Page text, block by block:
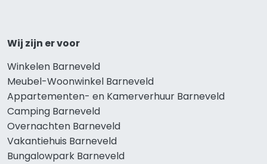
Wij zijn er voor
Winkelen Barneveld
Meubel-Woonwinkel Barneveld
Appartementen- en Kamerverhuur Barneveld
Camping Barneveld
Overnachten Barneveld
Vakantiehuis Barneveld
Bungalowpark Barneveld